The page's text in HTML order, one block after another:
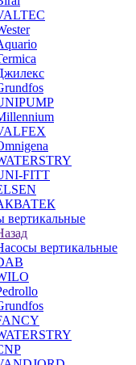
FITT
вертикальные
вертикальные